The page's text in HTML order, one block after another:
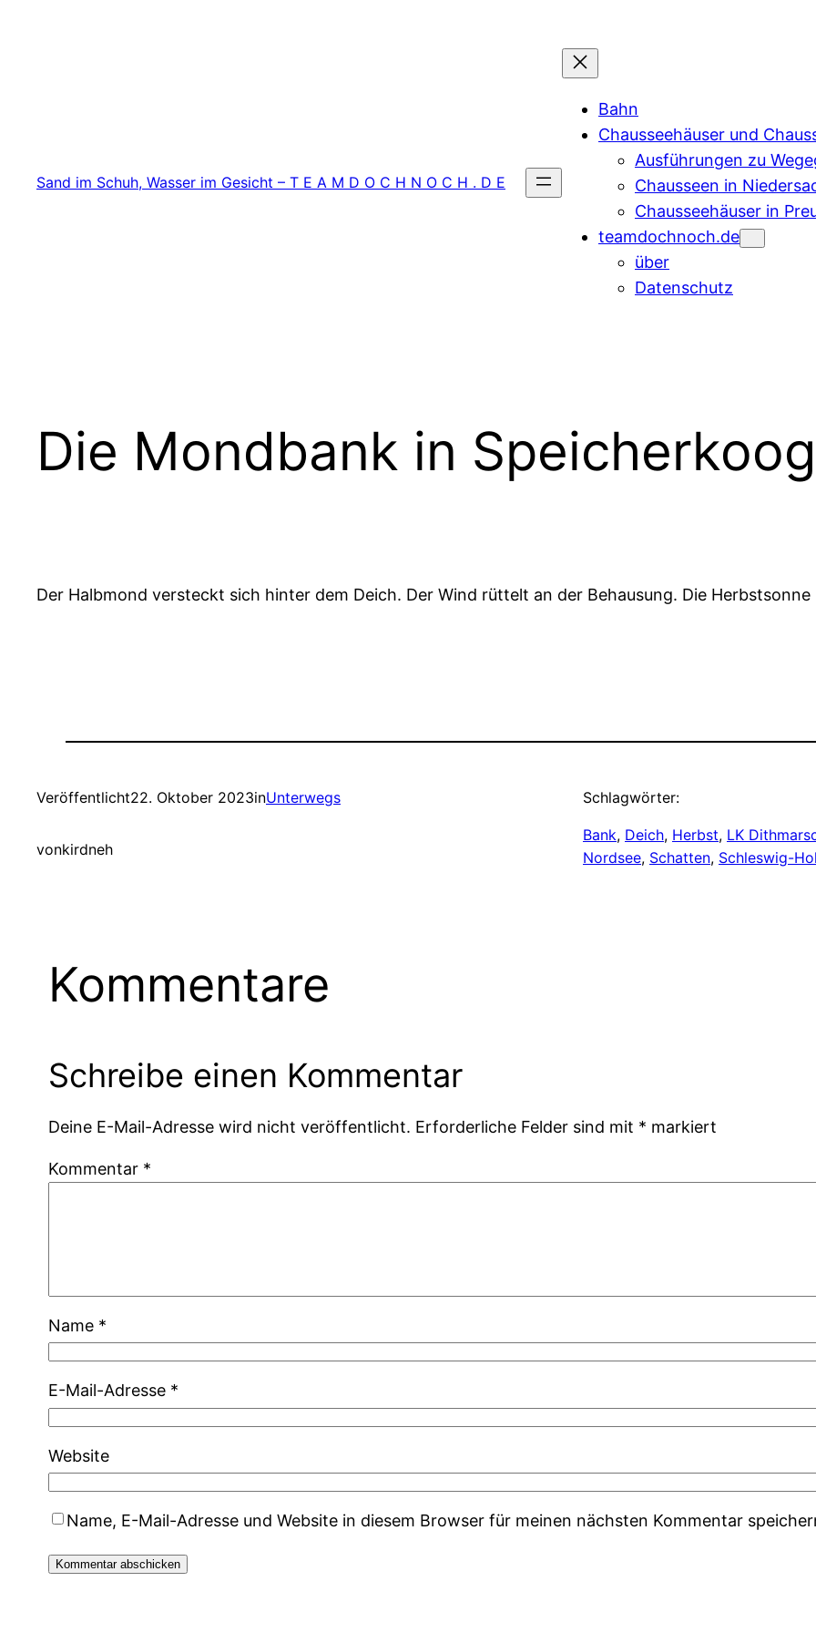
Sand im Schuh, Wasser im Gesicht – T E A M D O C H N O C H . D E
Bahn
Chausseehäuser und
Ausführungen zu
Chausseen in
Chausseehäuser in
teamdochnoch.de
über
Datenschutz
Die Mondbank in Speicherkoog
Der Halbmond versteckt sich hinter dem Deich. Der Wind rüttelt an der Behausung. Die
Veröffentlicht22. Oktober 2023inUnterwegs
vonkirdneh
Schlagwörter:
Bank, Deich, Herbst, LK
Nordsee, Schatten, Schleswig-
Kommentare
Schreibe einen Kommentar
Deine E-Mail-Adresse wird nicht veröffentlicht. Erforderliche Felder sind mit * markiert
Kommentar *
Name *
E-Mail-Adresse *
Website
Name, E-Mail-Adresse und Website in diesem Browser für meinen nächsten Kommentar